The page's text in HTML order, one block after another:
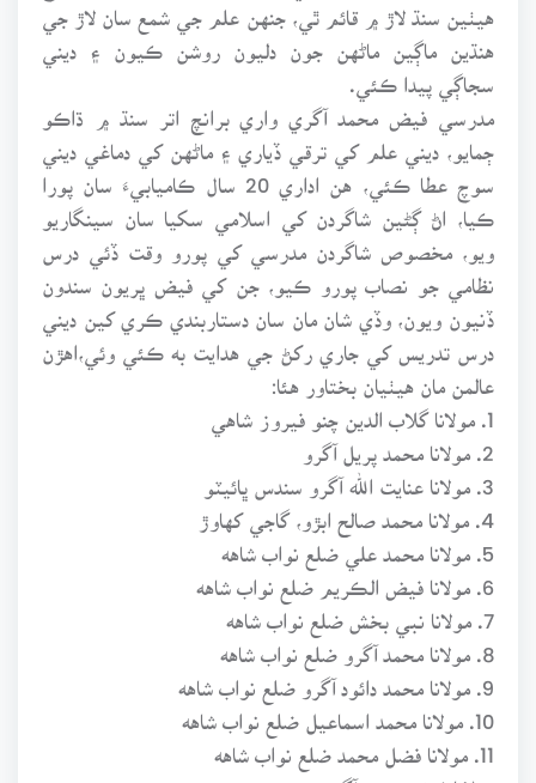
هيٺين سنڌ لاڙ ۾ قائم ٿي، جنهن علم جي شمع سان لاڙ جي
هنڌين ماڳين ماڻهن جون دليون روشن ڪيون ۽ ديني
سجاڳي پيدا ڪئي.
مدرسي فيض محمد آگري واري برانچ اتر سنڌ ۾ ڌاڪو
ڄمايو، ديني علم کي ترقي ڏياري ۽ ماڻهن کي دماغي ديني
سوچ عطا ڪئي، هن اداري 20 سال ڪاميابيءَ سان پورا
ڪيا، اڻ ڳڻين شاگردن کي اسلامي سکيا سان سينگاريو
ويو، مخصوص شاگردن مدرسي کي پورو وقت ڏئي درس
نظامي جو نصاب پورو ڪيو، جن کي فيض ڀريون سندون
ڏنيون ويون، وڏي شان مان سان دستاربندي ڪري کين ديني
درس تدريس کي جاري رکڻ جي هدايت به ڪئي وئي،اهڙن
عالمن مان هيٺيان بختاور هئا:
1. مولانا گلاب الدين چنو فيروز شاهي
10. مولانا محمد اسماعيل ضلع نواب شاهه
11. مولانا فضل محمد ضلع نواب شاهه
مولانا فيض محمد آگرو: